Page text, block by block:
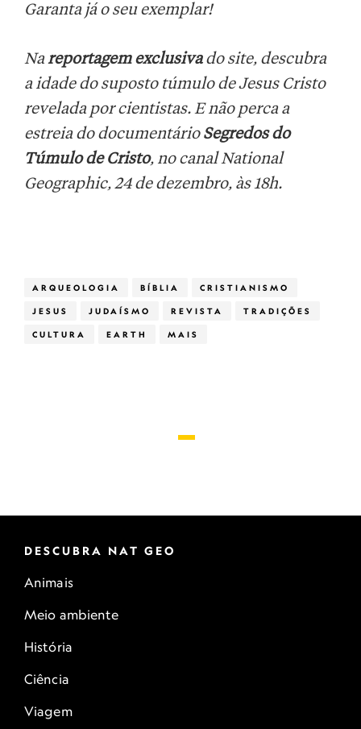
Garanta já o seu exemplar!
Nareportagem exclusivado site, descubra
a idade do suposto túmulo de Jesus Cristo
revelada por cientistas. E não perca a
estreia do documentárioSegredos do
Túmulo de Cristo, no canal National
Geographic, 24 de dezembro, às 18h.
ARQUEOLOGIA BÍBLIA CRISTIANISMO
JESUS JUDAÍSMO REVISTA TRADIÇÕES
CULTURA EARTH MAIS
DESCUBRA NAT GEO
Animais
Meio ambiente
História
Ciência
Viagem